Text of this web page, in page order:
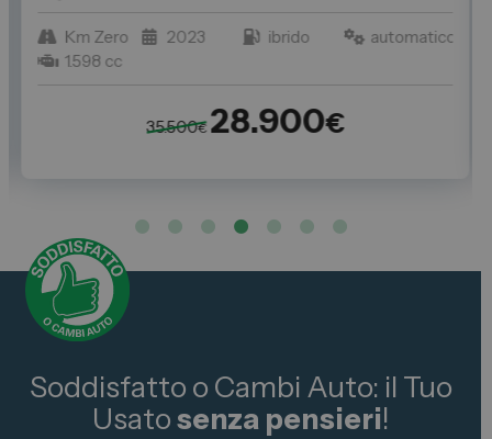
Km Zero 2023 ibrido
automatico
1.598 cc
35.500€ 28.900€
Soddisfatto o Cambi Auto: il Tuo
Usatosenza pensieri!